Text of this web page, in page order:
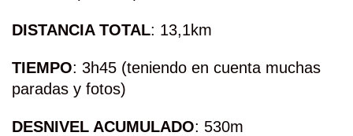
DISTANCIA TOTAL: 13,1km
TIEMPO: 3h45 (teniendo en cuenta muchas
paradas y fotos)
DESNIVEL ACUMULADO: 530m